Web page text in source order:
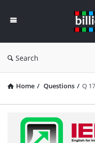
Search
Home / Questions / Q